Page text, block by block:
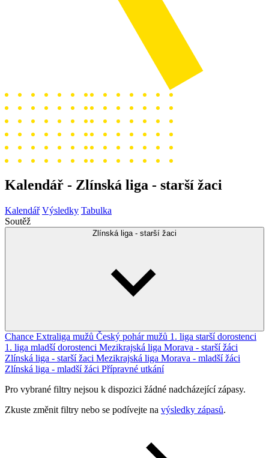
Kalendář - Zlínská liga - starší žaci
Kalendář Výsledky Tabulka
Soutěž
Zlínská liga - starší žaci
Chance Extraliga mužů Český pohár mužů 1. liga starší dorostenci
1. liga mladší dorostenci Mezikrajská liga Morava - starší žáci
Zlínská liga - starší žaci Mezikrajská liga Morava - mladší žáci
Zlínská liga - mladší žáci Přípravné utkání
Pro vybrané filtry nejsou k dispozici žádné nadcházející zápasy.
Zkuste změnit filtry nebo se podívejte na výsledky zápasů.